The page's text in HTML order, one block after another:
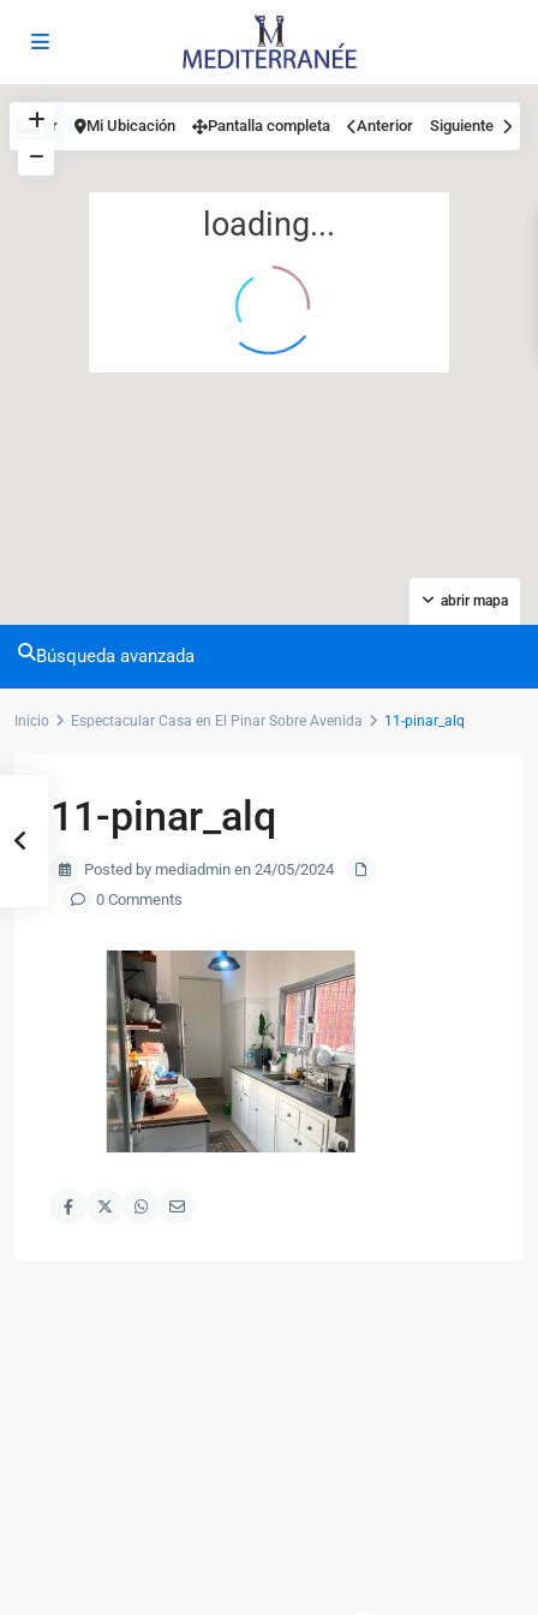
12
loading...
abrir mapa
Ver Mi Ubicación Pantalla completa Anterior Siguiente
Búsqueda avanzada
Inicio Espectacular Casa en El Pinar Sobre Avenida 11-pinar_alq
11-pinar_alq
Posted by mediadmin en 24/05/2024
0 Comments